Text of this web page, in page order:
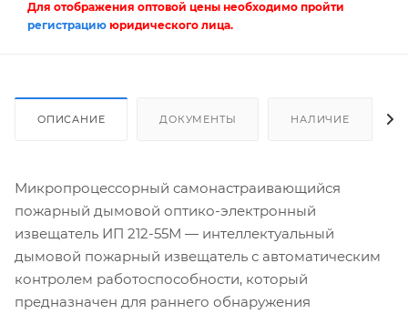
Для отображения оптовой цены необходимо пройти
регистрацию юридического лица.
ОПИСАНИЕ ДОКУМЕНТЫ НАЛИЧИЕ
Микропроцессорный самонастраивающийся
пожарный дымовой оптико-электронный
извещатель ИП 212-55М — интеллектуальный
дымовой пожарный извещатель с автоматическим
контролем работоспособности, который
предназначен для раннего обнаружения